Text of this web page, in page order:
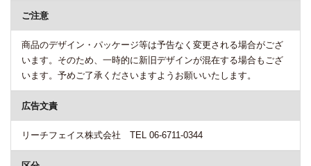
ご注意
商品のデザイン・パッケージ等は予告なく変更される場合がござ
います。そのため、一時的に新旧デザインが混在する場合もござ
います。予めご了承くださいますようお願いいたします。
広告文責
リーチフェイス株式会社 TEL 06-6711-0344